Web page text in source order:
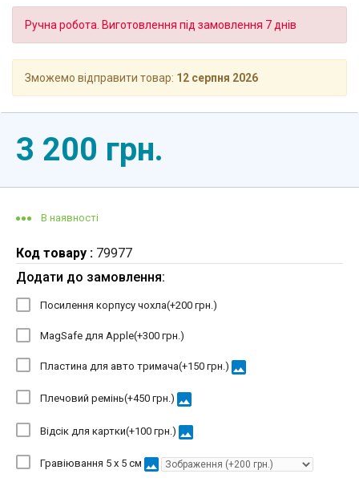
Ручна робота. Виготовлення під замовлення 7 днів
Зможемо відправити товар: 12 серпня 2026
3 200 грн.
В наявності
Код товару : 79977
Додати до замовлення:
Посилення корпусу чохла(+200 грн.)
MagSafe для Apple(+300 грн.)
Пластина для авто тримача(+150 грн.) image
Плечовий ремінь(+450 грн.) image
Відсік для картки(+100 грн.) image
Гравіювання 5 х 5 см image